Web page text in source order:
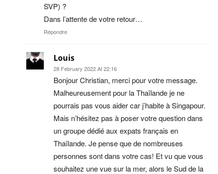
SVP) ?
Dans l’attente de votre retour…
Répondre
Louis
28 February 2022 At 22:16
Bonjour Christian, merci pour votre message.
Malheureusement pour la Thaïlande je ne
pourrais pas vous aider car j’habite à Singapour.
Mais n’hésitez pas à poser votre question dans
un groupe dédié aux expats français en
Thaïlande. Je pense que de nombreuses
personnes sont dans votre cas! Et vu que vous
souhaitez une vue sur la mer, alors le Sud de la